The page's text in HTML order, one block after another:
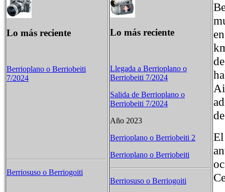
Lo más reciente
Berrioplano o Berriobeiti
7/2024
Berriosuso o Berriogoiti
Lo más reciente
Llegada a Berrioplano o
Berriobeiti 7/2024
Salida de Berrioplano o
Berriobeiti 7/2024
Año 2023
Berrioplano o Berriobeiti 2
Berrioplano o Berriobeiti
Berriosuso o Berriogoiti